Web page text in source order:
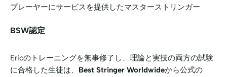
プレーヤーにサービスを提供したマスターストリンガー
BSW認定
Ericのトレーニングを無事修了し、理論と実技の両方の試験
に合格した生徒は、 Best Stringer Worldwideから公式の